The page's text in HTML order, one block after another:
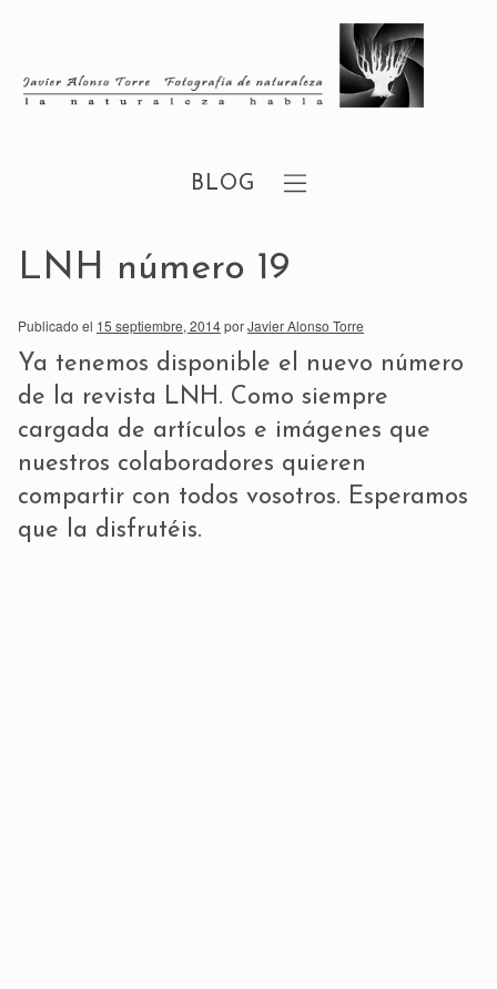
BLOG
LNH número 19
Publicado el 15 septiembre, 2014porJavier Alonso Torre
Ya tenemos disponible el nuevo número
de la revista LNH. Como siempre
cargada de artículos e imágenes que
nuestros colaboradores quieren
compartir con todos vosotros. Esperamos
que la disfrutéis.